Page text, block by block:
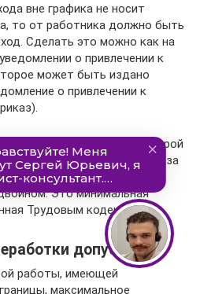
вне графика не носит
то от работника должно быть
Сделать это можно как на
о привлечении к
может быть издано
о привлечении к
буквой «С» и цифрой
следующим образом: за
размере, за
Это минимальная
Трудовым кодексом.
допустимо
работы, имеющей
максимальное